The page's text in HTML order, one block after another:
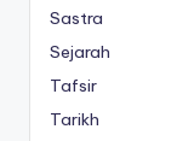
Sastra
Sejarah
Tafsir
Tarikh